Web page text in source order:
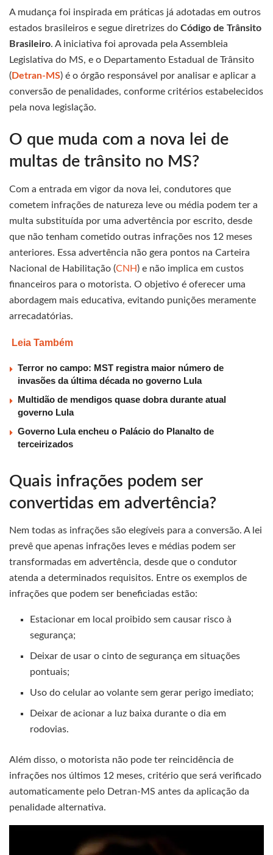
A mudança foi inspirada em práticas já adotadas em outros
estados brasileiros e segue diretrizes do Código de Trânsito
Brasileiro. A iniciativa foi aprovada pela Assembleia
Legislativa do MS, e o Departamento Estadual de Trânsito
(Detran-MS) é o órgão responsável por analisar e aplicar a
conversão de penalidades, conforme critérios estabelecidos
pela nova legislação.
O que muda com a nova lei de
multas de trânsito no MS?
Com a entrada em vigor da nova lei, condutores que
cometem infrações de natureza leve ou média podem ter a
multa substituída por uma advertência por escrito, desde
que não tenham cometido outras infrações nos 12 meses
anteriores. Essa advertência não gera pontos na Carteira
Nacional de Habilitação (CNH) e não implica em custos
financeiros para o motorista. O objetivo é oferecer uma
abordagem mais educativa, evitando punições meramente
arrecadatórias.
Leia Também
Terror no campo: MST registra maior número de
invasões da última década no governo Lula
Multidão de mendigos quase dobra durante atual
governo Lula
Governo Lula encheu o Palácio do Planalto de
terceirizados
Quais infrações podem ser
convertidas em advertência?
Nem todas as infrações são elegíveis para a conversão. A lei
prevê que apenas infrações leves e médias podem ser
transformadas em advertência, desde que o condutor
atenda a determinados requisitos. Entre os exemplos de
infrações que podem ser beneficiadas estão:
Estacionar em local proibido sem causar risco à
segurança;
Deixar de usar o cinto de segurança em situações
pontuais;
Uso do celular ao volante sem gerar perigo imediato;
Deixar de acionar a luz baixa durante o dia em
rodovias.
Além disso, o motorista não pode ter reincidência de
infrações nos últimos 12 meses, critério que será verificado
automaticamente pelo Detran-MS antes da aplicação da
penalidade alternativa.